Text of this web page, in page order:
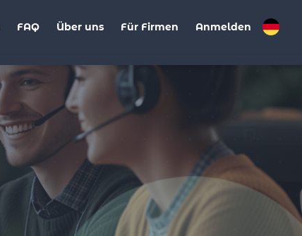
FAQ Über uns Für Firmen Anmelden